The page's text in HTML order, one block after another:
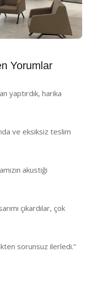
Yorumlar
yaptırdık, harika
ve eksiksiz teslim
akustiği
çıkardılar, çok
sorunsuz ilerledi.”